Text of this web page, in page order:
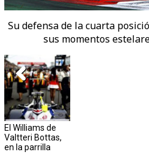
Su defensa de la cuarta
sus momentos
El Williams de
Valtteri Bottas,
en la parrilla